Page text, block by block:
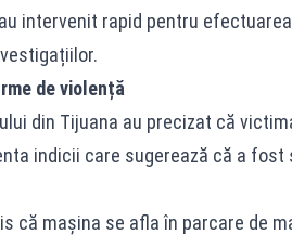
intervenit rapid pentru
de violență
din Tijuana au precizat că
indicii care sugerează că a
că mașina se afla în parcare de